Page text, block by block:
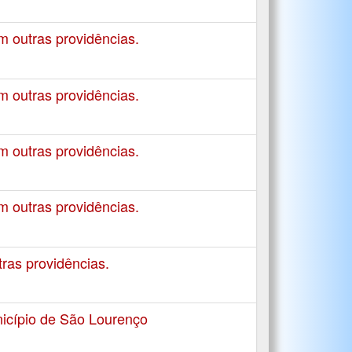
outras providências.
outras providências.
outras providências.
outras providências.
providências.
de São Lourenço